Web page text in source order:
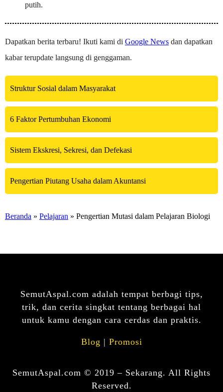
putih.
Dapatkan berita terbaru! Ikuti kami di Google News dan dapatkan
kabar terupdate langsung di genggaman.
Struktur Sosial dalam Masyarakat
6 Faktor Pertumbuhan Ekonomi
Sistem Ekskresi, Sekresi, dan Defekasi
Pengertian Piutang Usaha dalam Akuntansi
Beranda » Pelajaran » Pengertian Mutasi dalam Pelajaran Biologi
SemutAspal.com adalah tempat berbagi tips,
trik, dan cerita singkat tentang berbagai hal
untuk kamu dengan cara cerdas dan praktis.
Blog | Promosi
SemutAspal.com © 2019 – Sekarang. All Rights
Reserved.